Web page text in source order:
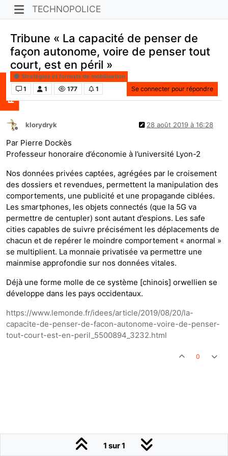
TECHNOPOLICE
Tribune « La capacité de penser de
façon autonome, voire de penser tout
court, est en péril »
Stratégies et formats de mobilisation
1 1 177 1 Se connecter pour répondre
Hors-ligne
klorydryk 28 août 2019 à 16:28
Par Pierre Dockès
Professeur honoraire d’économie à l’université Lyon-2
Nos données privées captées, agrégées par le croisement
des dossiers et revendues, permettent la manipulation des
comportements, une publicité et une propagande ciblées.
Les smartphones, les objets connectés (que la 5G va
permettre de centupler) sont autant d’espions. Les safe
cities capables de suivre précisément les déplacements de
chacun et de repérer le moindre comportement « anormal »
se multiplient. La monnaie privatisée va permettre une
mainmise approfondie sur nos données vitales.
Déjà une forme molle de ce système [chinois] orwellien se
développe dans les pays occidentaux.
https://www.lemonde.fr/idees/article/2019/08/20/la-
capacite-de-penser-de-facon-autonome-voire-de-penser-
tout-court-est-en-peril_5500894_3232.html
0
1 sur 1